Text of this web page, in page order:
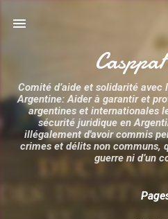
Comité d’aide et solidarité avec
Argentine: Aider à garantir et
argentines et internationales
sécurité juridique en
illégalement d'avoir commis
crimes et délits non communs,
guerre ni d’un